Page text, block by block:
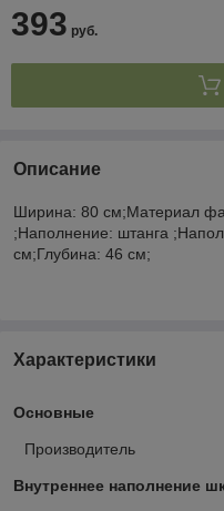
393 руб.
Описание
Ширина: 80 см;Материал
;Наполнение: штанга
см;Глубина: 46 см;
Характеристики
Основные
Производитель
Внутреннее наполнение